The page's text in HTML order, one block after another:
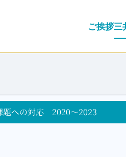
ご挨拶三
題への対応 2020～2023